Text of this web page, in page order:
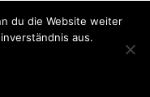
du die Website weiter
aus.